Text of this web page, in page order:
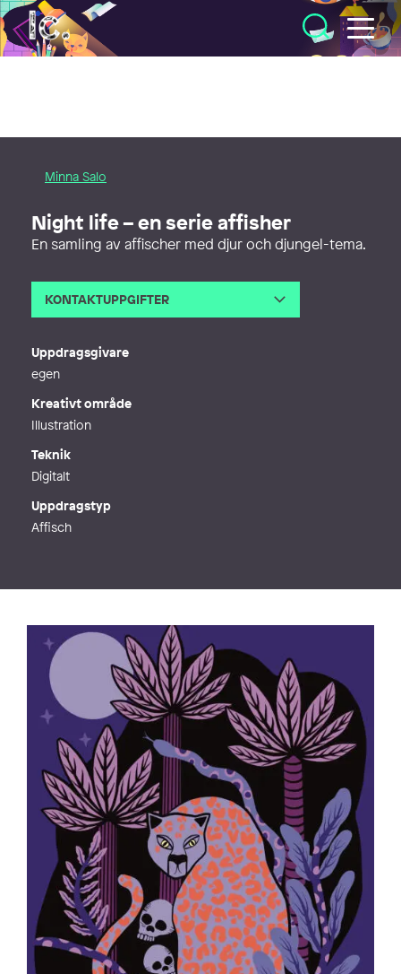
Illustratörcentrum
Minna Salo
Night life – en serie affisher
En samling av affischer med djur och djungel-tema.
KONTAKTUPPGIFTER
Webb http://www.minnasalo.se
Uppdragsgivare
egen
Kreativt område
Illustration
Teknik
Digitalt
Uppdragstyp
Affisch